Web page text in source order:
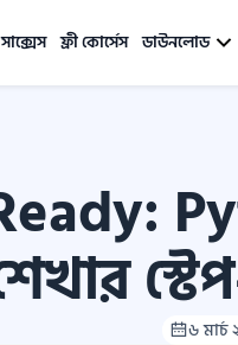
ফ্রী কোর্সেস ডাউনলোড
৬